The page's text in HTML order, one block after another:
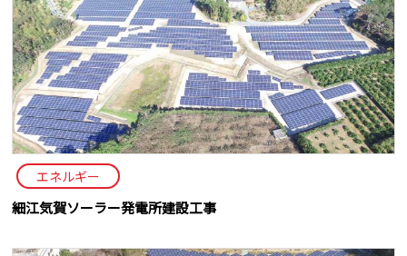
エネルギー
細江気賀ソーラー発電所建設工事